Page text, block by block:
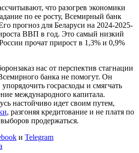
что разогрев экономики
по ее росту, Всемирный банк
прогноз для Беларуси на 2024-2025-
ВВП в год. Это самый низкий
прочат прирост в 1,3% и 0,9%
нас от перспектив стагнации
банка не помогут. Он
госрасходы и смягчать
международного капитала.
настойчиво идет своим путем,
, разгоняя кредитование и не платя по
продержаться.
и Telegram